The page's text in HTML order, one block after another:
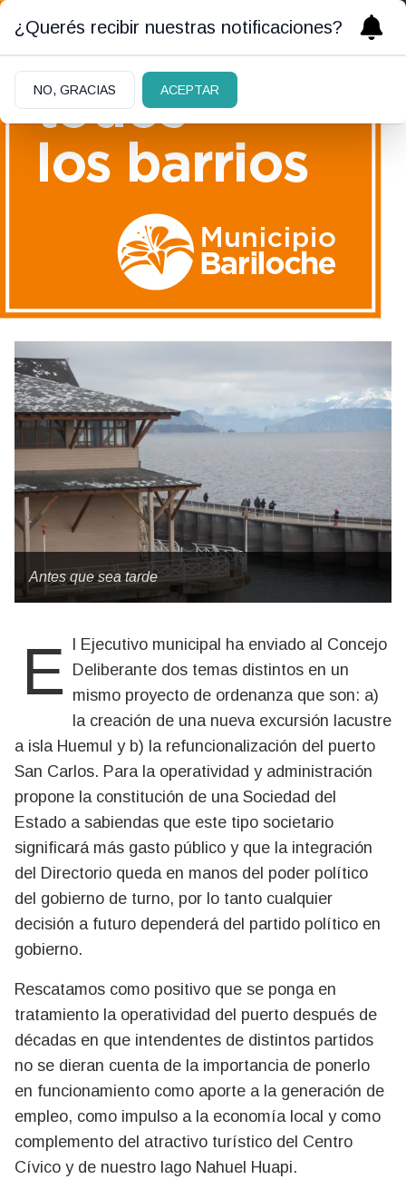
Antes que sea tarde
Antes que sea tarde
El Ejecutivo municipal ha enviado al Concejo
Deliberante dos temas distintos en un
mismo proyecto de ordenanza que son: a)
la creación de una nueva excursión lacustre
a isla Huemul y b) la refuncionalización del puerto
San Carlos. Para la operatividad y administración
propone la constitución de una Sociedad del
Estado a sabiendas que este tipo societario
significará más gasto público y que la integración
del Directorio queda en manos del poder político
del gobierno de turno, por lo tanto cualquier
decisión a futuro dependerá del partido político en
gobierno.
Rescatamos como positivo que se ponga en
tratamiento la operatividad del puerto después de
décadas en que intendentes de distintos partidos
no se dieran cuenta de la importancia de ponerlo
en funcionamiento como aporte a la generación de
empleo, como impulso a la economía local y como
complemento del atractivo turístico del Centro
Cívico y de nuestro lago Nahuel Huapi.
¿Querés recibir nuestras notificaciones?
NO, GRACIAS ACEPTAR